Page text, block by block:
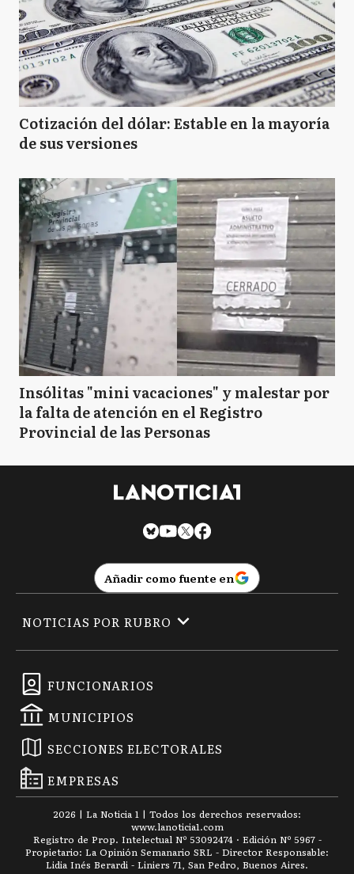
Cotización del dólar: Estable en la mayoría
de sus versiones
Insólitas "mini vacaciones" y malestar por
la falta de atención en el Registro
Provincial de las Personas
Añadir como fuente en
FUNCIONARIOS
MUNICIPIOS
SECCIONES ELECTORALES
EMPRESAS
NOTICIAS POR RUBRO
2026 | La Noticia 1 | Todos los derechos reservados:
www.lanoticia1.com
Registro de Prop. Intelectual Nº 53092474 · Edición Nº 5967 -
Propietario: La Opinión Semanario SRL - Director Responsable:
Lidia Inés Berardi - Liniers 71, San Pedro, Buenos Aires.